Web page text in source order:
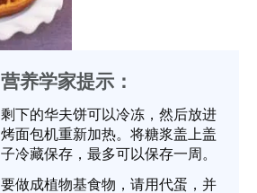
营养学家提示：
剩下的华夫饼可以冷冻，然后放进
烤面包机重新加热。将糖浆盖上盖
子冷藏保存，最多可以保存一周。
要做成植物基食物，请用代蛋，并